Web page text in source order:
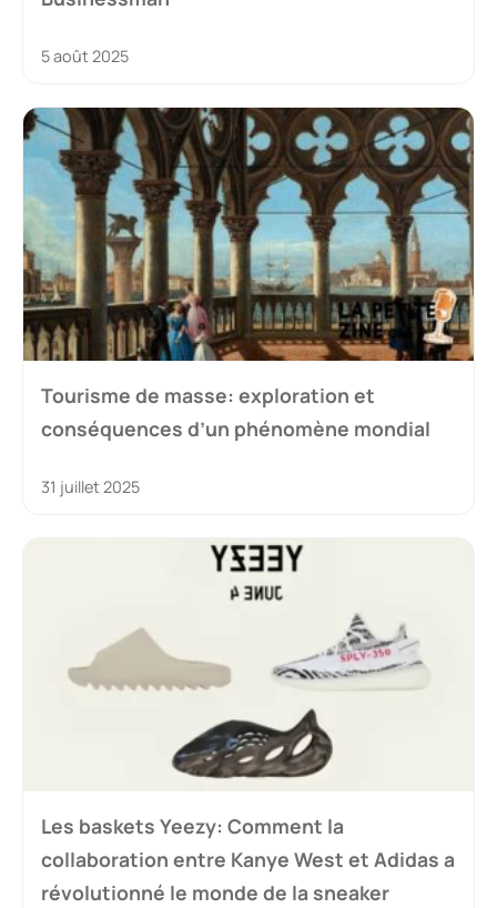
5 août 2025
Tourisme de masse: exploration et
conséquences d’un phénomène mondial
31 juillet 2025
Les baskets Yeezy: Comment la
collaboration entre Kanye West et Adidas a
révolutionné le monde de la sneaker